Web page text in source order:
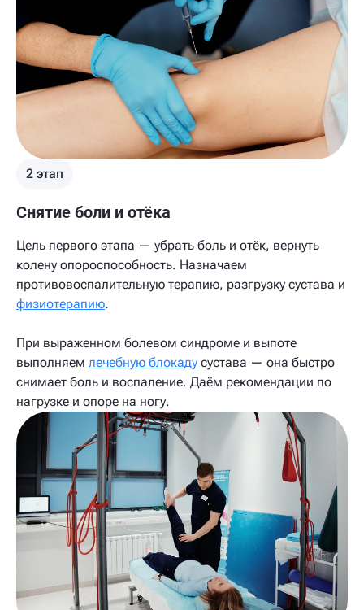
2 этап
Снятие боли и отёка
Цель первого этапа — убрать боль и отёк, вернуть
колену опороспособность. Назначаем
противовоспалительную терапию, разгрузку сустава и
физиотерапию.
При выраженном болевом синдроме и выпоте
выполняем лечебную блокаду сустава — она быстро
снимает боль и воспаление. Даём рекомендации по
нагрузке и опоре на ногу.